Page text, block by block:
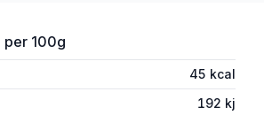
for 'Smågodt Ananas 120g Cevita'
per 100g
45 kcal
192 kj